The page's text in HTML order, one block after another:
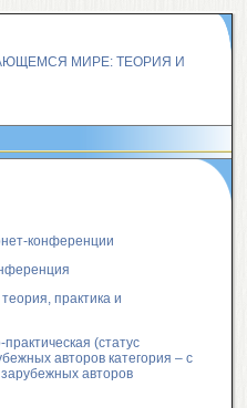
конференции
практика и
(статус
авторов категория – с
авторов